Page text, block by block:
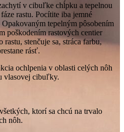
v cibuľke chĺpku a tepelnou
rastu. Pocítite iba jemné
tepelným pôsobením
poškodením rastových centier
stenčuje sa, stráca farbu,
rásť.
ochlpenia v oblasti celých nôh
vlasovej cibuľky.
ktorí sa chcú na trvalo
nôh.